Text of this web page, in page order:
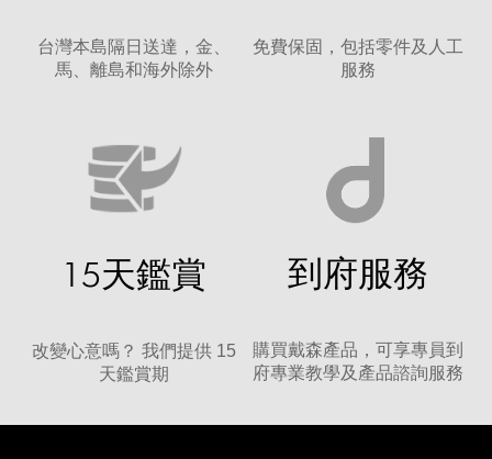
台灣本島隔日送達，金、
馬、離島和海外除外
免費保固，包括零件及人工
服務
15天鑑賞
改變心意嗎？ 我們提供 15
天鑑賞期
到府服務
購買戴森產品，可享專員到
府專業教學及產品諮詢服務